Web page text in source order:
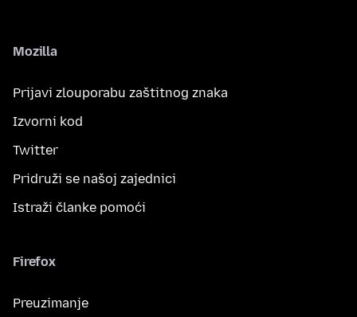
Mozilla
Prijavi zlouporabu zaštitnog znaka
Izvorni kod
Twitter
Pridruži se našoj zajednici
Istraži članke pomoći
Firefox
Preuzimanje